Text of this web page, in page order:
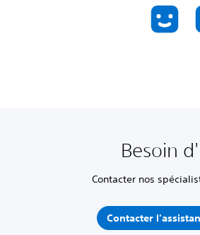
Besoin
Contacter nos
Contacter